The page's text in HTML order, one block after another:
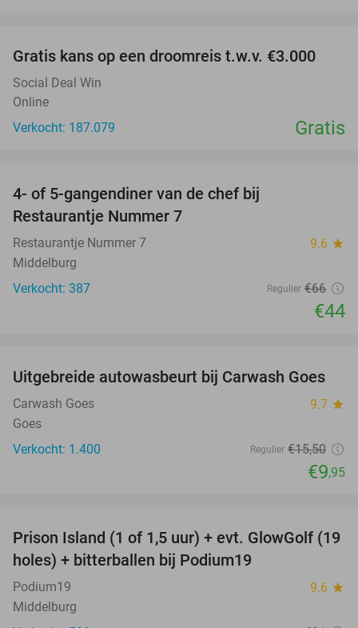
Gratis kans op een droomreis t.w.v. €3.000
Social Deal Win
Online
Verkocht: 187.079
Gratis
4- of 5-gangendiner van de chef bij
Restaurantje Nummer 7
Restaurantje Nummer 7 9.6 star
Middelburg
Verkocht: 387
Regulier €66
€44
36%
Uitgebreide autowasbeurt bij Carwash Goes
Carwash Goes 9.7 star
Goes
Verkocht: 1.400
Regulier €15,50
€9,95
36%
Prison Island (1 of 1,5 uur) + evt. GlowGolf (19
holes) + bitterballen bij Podium19
Podium19 9.6 star
Middelburg